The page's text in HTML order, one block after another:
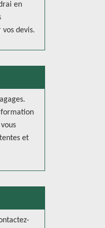
en
devis.
formation
et